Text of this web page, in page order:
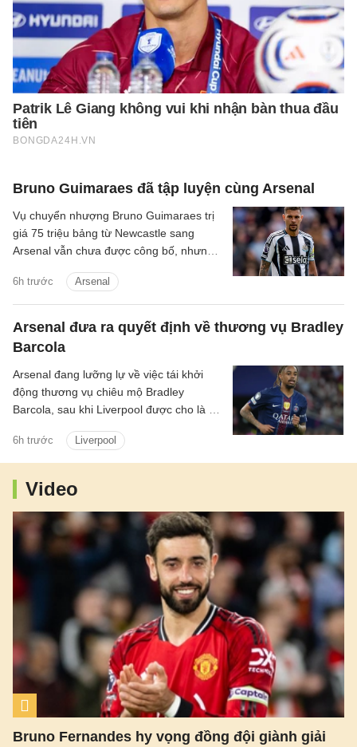
Bruno Guimaraes đã tập luyện cùng Arsenal
6h trước Arsenal
Vụ chuyển nhượng Bruno Guimaraes trị
giá 75 triệu bảng từ Newcastle sang
Arsenal vẫn chưa được công bố, nhưng
Arsenal đưa ra quyết định về thương vụ Bradley
Barcola
6h trước Liverpool
Arsenal đang lưỡng lự về việc tái khởi
động thương vụ chiêu mộ Bradley
Barcola, sau khi Liverpool được cho là đã
Video
Bruno Fernandes hy vọng đồng đội giành giải